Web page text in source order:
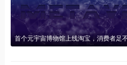
首个元宇宙博物馆上线淘宝，消费者足